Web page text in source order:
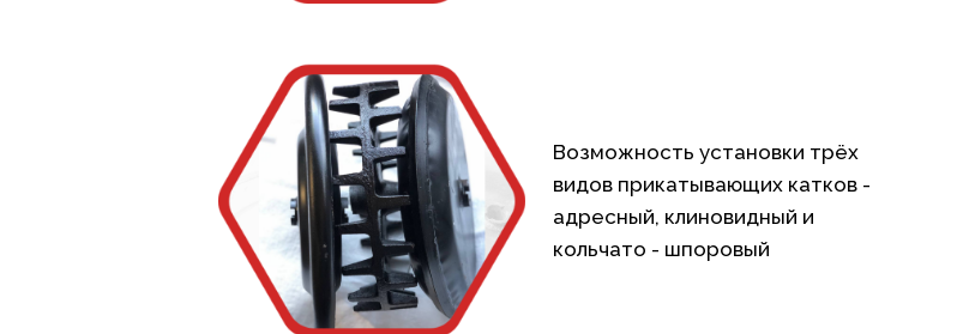
Возможность установки трёх
видов прикатывающих катков -
адресный, клиновидный и
кольчато - шпоровый